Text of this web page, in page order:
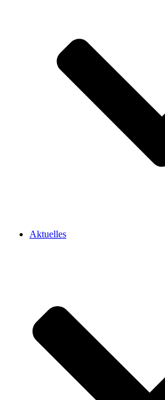
Aktuelles